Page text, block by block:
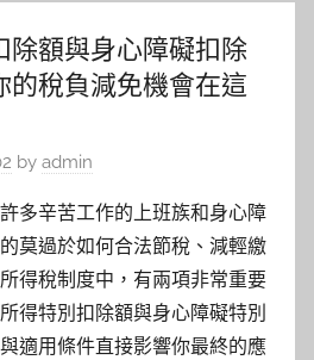
除額與身心障礙扣除
的稅負減免機會在這
by admin
多辛苦工作的上班族和身心障
莫過於如何合法節稅、減輕繳
得稅制度中，有兩項非常重要
得特別扣除額與身心障礙特別
適用條件直接影響你最終的應